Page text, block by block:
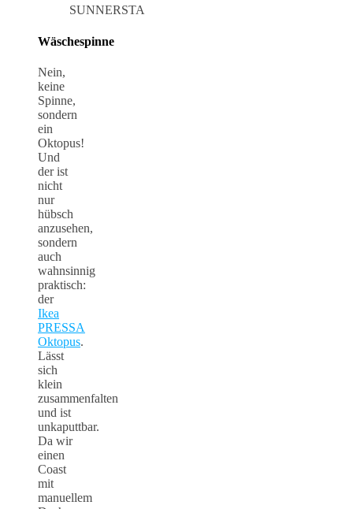
SUNNERSTA
Wäschespinne
Nein,
keine
Spinne,
sondern
ein
Oktopus!
Und
der ist
nicht
nur
hübsch
anzusehen,
sondern
auch
wahnsinnig
praktisch:
der
Ikea
PRESSA
Oktopus.
Lässt
sich
klein
zusammenfalten
und ist
unkaputtbar.
Da wir
einen
Coast
mit
manuellem